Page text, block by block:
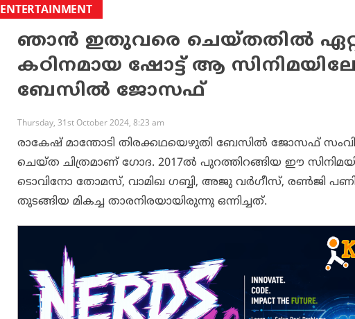
ENTERTAINMENT
ഞാന്‍ ഇതുവരെ ചെയ്തതില്‍
കഠിനമായ ഷോട്ട് ആ
ബേസില്‍ ജോസഫ്
Thursday, 31st October 2024, 8:23 am
രാകേഷ് മാന്തോടി തിരക്കഥയെഴുതി ബേസില്‍ ജോസഫ്
ചെയ്ത ചിത്രമാണ് ഗോദ. 2017ല്‍ പുറത്തിറങ്ങിയ ഈ
ടൊവിനോ തോമസ്, വാമിഖ ഗബ്ബി, അജു വര്‍ഗീസ്, രണ്‍ജി
തുടങ്ങിയ മികച്ച താരനിരയായിരുന്നു ഒന്നിച്ചത്.